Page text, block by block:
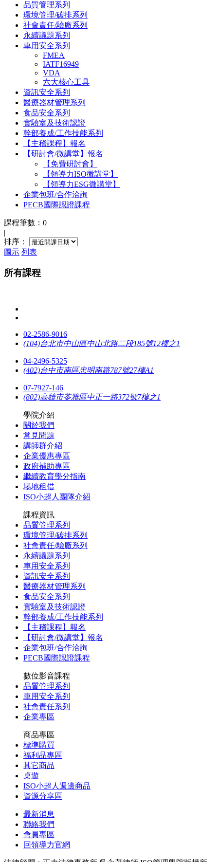
品質管理系列
環境管理/碳排系列
社會責任/驗廠系列
永續議題系列
車用安全系列
FMEA
IATF16949
VDA
六大核心工具
資訊安全系列
醫療器材管理系列
食品安全系列
實驗室及技術認證
幹部養成/工作技能系列
【主稽課程】報名
【研討會/微講堂】報名
【免費研討會】
【領導力ISO微講堂】
【領導力ESG微講堂】
企業包班/合作洽詢
PECB國際認證課程
課程筆數：0
|
排序：
圖示 列表
所有課程
02-2586-9016
(104)台北市中山區中山北路二段185號12樓之1
04-2496-5325
(402)台中市南區忠明南路787號27樓A1
07-7927-146
(802)高雄市苓雅區中正一路372號7樓之1
學院介紹
關於我們
常見問題
講師群介紹
企業優惠專區
政府補助專區
繼續教育學分指南
場地租借
ISO小超人團隊介紹
課程資訊
品質管理系列
環境管理/碳排系列
社會責任/驗廠系列
永續議題系列
車用安全系列
資訊安全系列
醫療器材管理系列
食品安全系列
實驗室及技術認證
幹部養成/工作技能系列
【主稽課程】報名
【研討會/微講堂】報名
企業包班/合作洽詢
PECB國際認證課程
數位影音課程
品質管理系列
車用安全系列
社會責任系列
企業專區
商品專區
標準購買
福利品專區
其它商品
桌遊
ISO小超人週邊商品
資源分享區
最新消息
聯絡我們
會員專區
回領導力官網